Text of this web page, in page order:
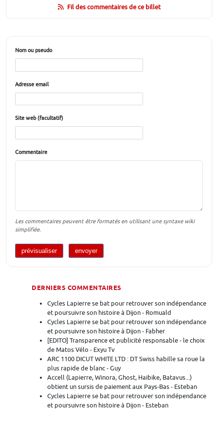
Fil des commentaires de ce billet
Nom ou pseudo
Adresse email
Site web (facultatif)
Commentaire
Les commentaires peuvent être formatés en utilisant une syntaxe wiki
simplifiée.
DERNIERS COMMENTAIRES
Cycles Lapierre se bat pour retrouver son indépendance
et poursuivre son histoire à Dijon - Romuald
Cycles Lapierre se bat pour retrouver son indépendance
et poursuivre son histoire à Dijon - Fabher
[EDITO] Transparence et publicité responsable - le choix
de Matos Vélo - Exyu Tv
ARC 1100 DICUT WHITE LTD : DT Swiss habille sa roue la
plus rapide de blanc - Guy
Accell (Lapierre, Winora, Ghost, Haibike, Batavus...)
obtient un sursis de paiement aux Pays-Bas - Esteban
Cycles Lapierre se bat pour retrouver son indépendance
et poursuivre son histoire à Dijon - Esteban